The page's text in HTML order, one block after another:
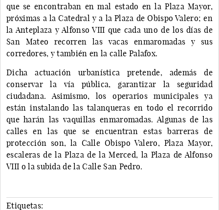
que se encontraban en mal estado en la Plaza Mayor,
próximas a la Catedral y a la Plaza de Obispo Valero; en
la Anteplaza y Alfonso VIII que cada uno de los días de
San Mateo recorren las vacas enmaromadas y sus
corredores, y también en la calle Palafox.
Dicha actuación urbanística pretende, además de
conservar la vía pública, garantizar la seguridad
ciudadana. Asimismo, los operarios municipales ya
están instalando las talanqueras en todo el recorrido
que harán las vaquillas enmaromadas. Algunas de las
calles en las que se encuentran estas barreras de
protección son, la Calle Obispo Valero, Plaza Mayor,
escaleras de la Plaza de la Merced, la Plaza de Alfonso
VIII o la subida de la Calle San Pedro.
Etiquetas: